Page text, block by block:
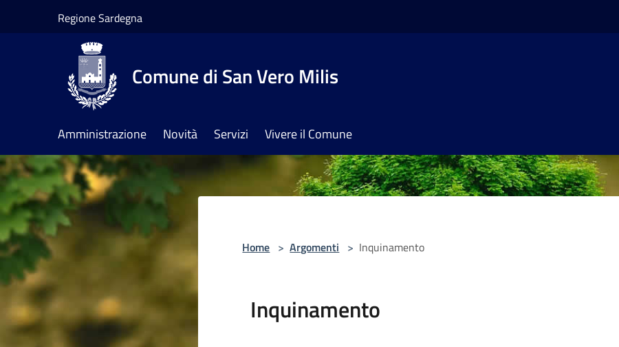
Regione Sardegna
Comune di San Vero Milis
Amministrazione Novità Servizi Vivere il Comune
Home > Argomenti > Inquinamento
Inquinamento